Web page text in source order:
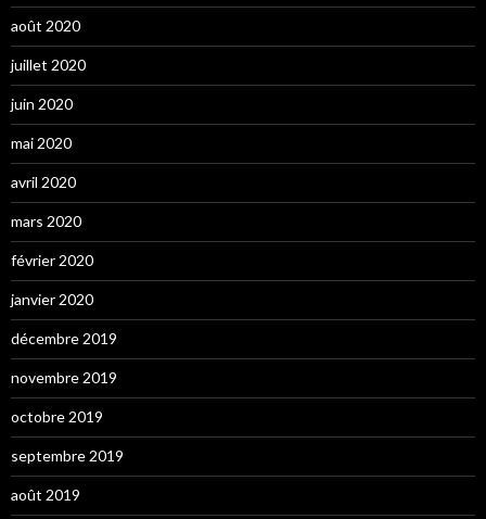
août 2020
juillet 2020
juin 2020
mai 2020
avril 2020
mars 2020
février 2020
janvier 2020
décembre 2019
novembre 2019
octobre 2019
septembre 2019
août 2019